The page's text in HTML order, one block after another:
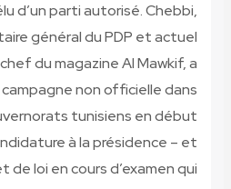
d’un parti autorisé. Chebbi,
général du PDP et actuel
du magazine Al Mawkif, a
non officielle dans
tunisiens en début
à la présidence – et
de loi en cours d’examen qui